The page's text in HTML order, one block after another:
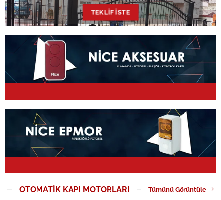
TEKLIF İSTE
OTOMATIK KAPI MOTORLARI Tümünü Görüntüle